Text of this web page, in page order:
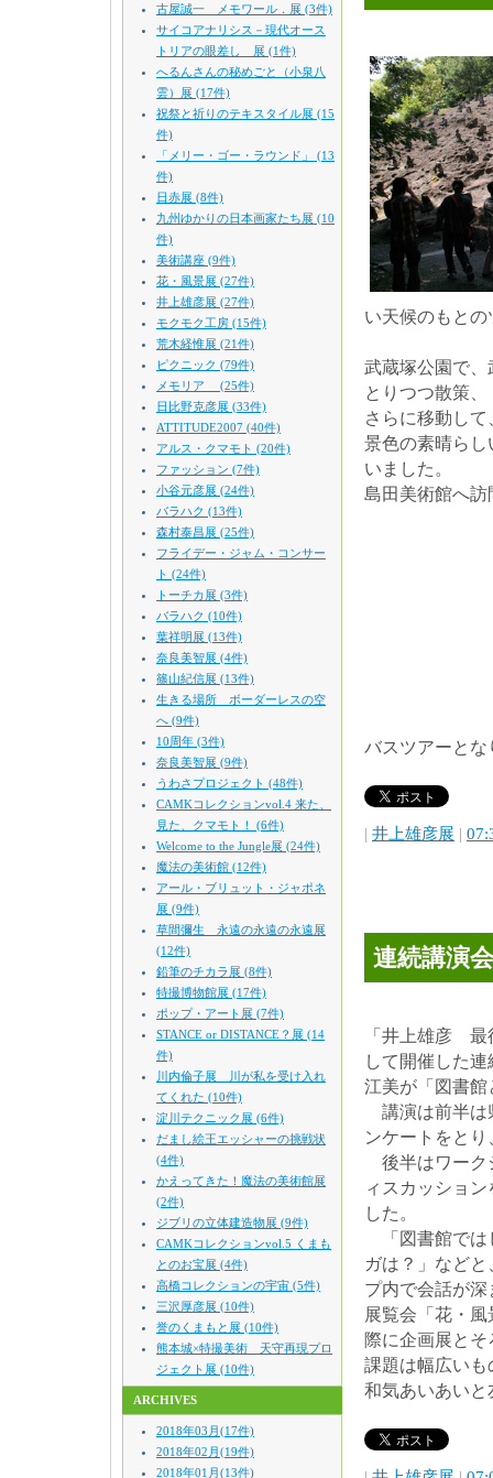
古屋誠一 メモワール．展 (3件)
サイコアナリシス－現代オース
トリアの眼差し 展 (1件)
へるんさんの秘めごと（小泉八
雲）展 (17件)
祝祭と祈りのテキスタイル展 (15
件)
「メリー・ゴー・ラウンド」 (13
件)
日赤展 (8件)
九州ゆかりの日本画家たち展 (10
件)
美術講座 (9件)
花・風景展 (27件)
井上雄彦展 (27件)
モクモク工房 (15件)
荒木経惟展 (21件)
ピクニック (79件)
メモリア (25件)
日比野克彦展 (33件)
ATTITUDE2007 (40件)
アルス・クマモト (20件)
ファッション (7件)
小谷元彦展 (24件)
バラハク (13件)
森村泰昌展 (25件)
フライデー・ジャム・コンサー
ト (24件)
トーチカ展 (3件)
バラハク (10件)
葉祥明展 (13件)
奈良美智展 (4件)
篠山紀信展 (13件)
生きる場所 ボーダーレスの空
へ (9件)
10周年 (3件)
奈良美智展 (9件)
うわさプロジェクト (48件)
CAMKコレクションvol.4 来た、
見た、クマモト！ (6件)
Welcome to the Jungle展 (24件)
魔法の美術館 (12件)
アール・ブリュット・ジャポネ
展 (9件)
草間彌生 永遠の永遠の永遠展
(12件)
鉛筆のチカラ展 (8件)
特撮博物館展 (17件)
ポップ・アート展 (7件)
STANCE or DISTANCE？展 (14
件)
川内倫子展 川が私を受け入れ
てくれた (10件)
淀川テクニック展 (6件)
だまし絵王エッシャーの挑戦状
(4件)
かえってきた！魔法の美術館展
(2件)
ジブリの立体建造物展 (9件)
CAMKコレクションvol.5 くまも
とのお宝展 (4件)
高橋コレクションの宇宙 (5件)
三沢厚彦展 (10件)
誉のくまもと展 (10件)
熊本城×特撮美術 天守再現プロ
ジェクト展 (10件)
ARCHIVES
2018年03月(17件)
2018年02月(19件)
2018年01月(13件)
い天候のもと
武蔵塚公園で
とりつつ散策、
さらに移動し
景色の素晴ら
いました。
島田美術館へ
バスツアーとな
| 井上雄彦展 |
連続講演
「井上雄彦 最
して開催した
江美が「図書
講演は前半は
ンケートをと
後半はワーク
ィスカッショ
した。
「図書館では
ガは？」など
プ内で会話が
展覧会「花・
際に企画展と
課題は幅広い
和気あいあい